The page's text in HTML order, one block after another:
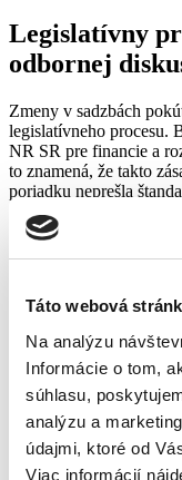
Táto webová
Na analýzu
Informácie o tom,
súhlasu,
analýzu a
údajmi, ktoré od
Viac informácií
Legislatívny
odbornej
Zmeny v sadzbách
legislatívneho procesu.
NR SR pre financie a
to znamená, že takto
poriadku neprešla
podrobená analýze
priestor na odbornú
zjednodušovania
slovenskej
dôsledkom
samotné zvýšenie
Koho sa